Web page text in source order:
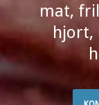
mat,
hjort,